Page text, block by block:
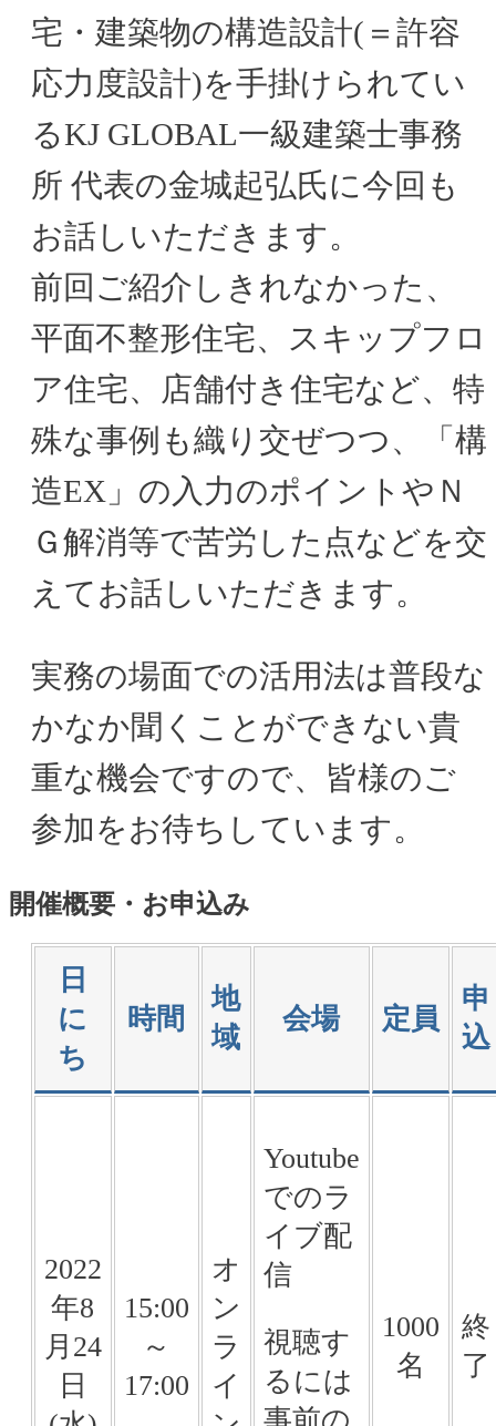
宅・建築物の構造設計(＝許容
応力度設計)を手掛けられてい
るKJ GLOBAL一級建築士事務
所 代表の金城起弘氏に今回も
お話しいただきます。
前回ご紹介しきれなかった、
平面不整形住宅、スキップフロ
ア住宅、店舗付き住宅など、特
殊な事例も織り交ぜつつ、「構
造EX」の入力のポイントやＮ
Ｇ解消等で苦労した点などを交
えてお話しいただきます。
実務の場面での活用法は普段な
かなか聞くことができない貴
重な機会ですので、皆様のご
参加をお待ちしています。
開催概要・お申込み
日
に
ち
時間
地
域
会場 定員
申
込
2022
年8
月24
日
15:00
～
17:00
オ
ン
ラ
イ
Youtube
でのラ
イブ配
信
視聴す
るには
事前の
1000
名
終
了